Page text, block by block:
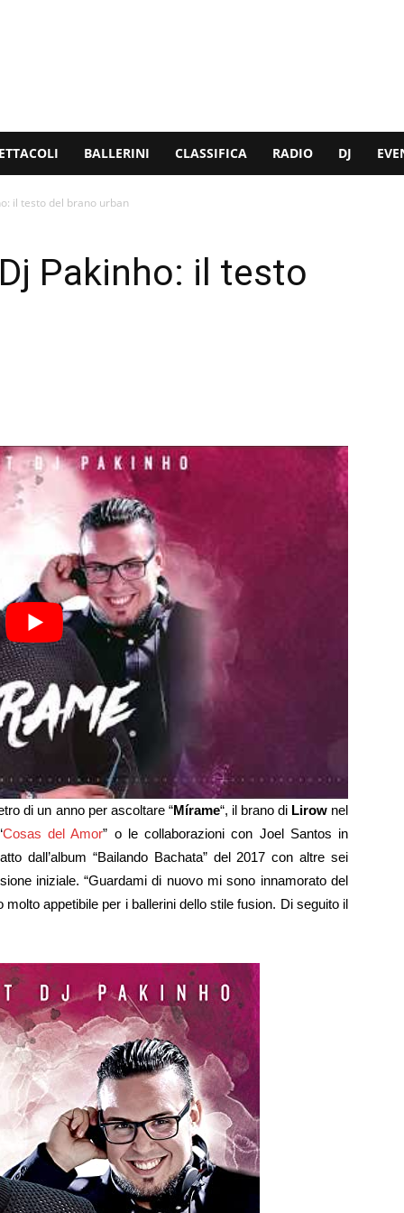
BALLERINI CLASSIFICA RADIO DJ
il testo del brano urban
Pakinho: il testo
di un anno per ascoltare “Mírame“, il brano di Lirownel
Cosas del Amor” o le collaborazioni con Joel Santos in
dall’album “Bailando Bachata” del 2017 con altre sei
iniziale. “Guardami di nuovo mi sono innamorato del
appetibile per i ballerini dello stile fusion. Di seguito il